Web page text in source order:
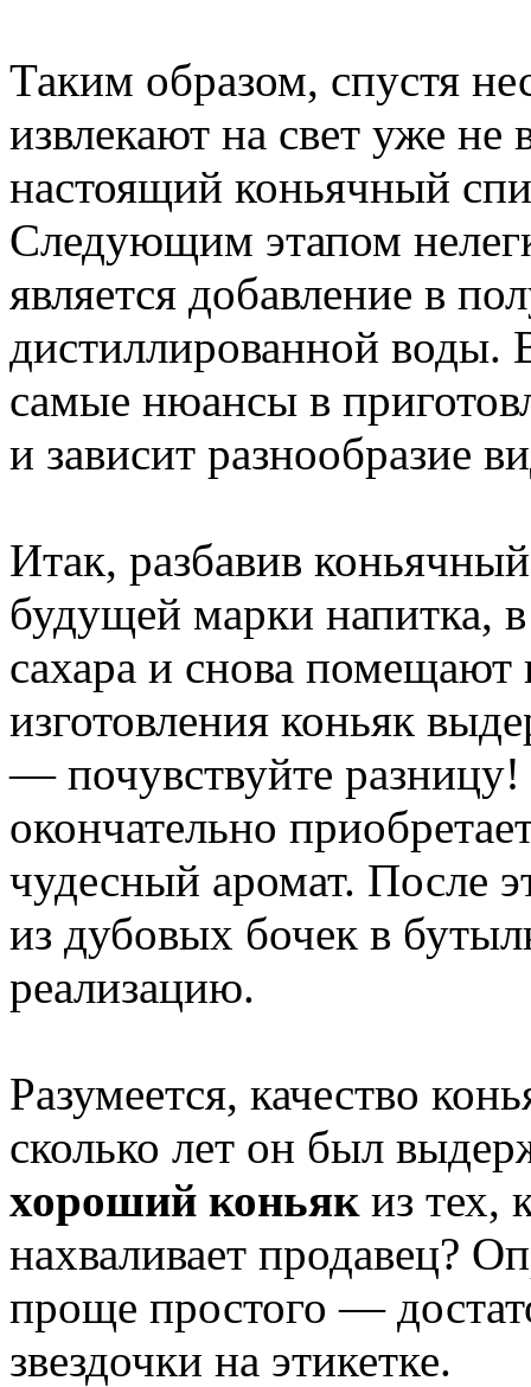
Таким образом, спустя
извлекают на свет уже
настоящий коньячный
Следующим этапом
является добавление в
дистиллированной воды.
самые нюансы в
и зависит разнообразие
Итак, разбавив
будущей марки напитка,
сахара и снова
изготовления коньяк
— почувствуйте разницу!
окончательно
чудесный аромат. После
из дубовых бочек в
реализацию.
Разумеется, качество
сколько лет он был
хороший коньякиз тех,
нахваливает продавец?
проще простого —
звездочки на этикетке.